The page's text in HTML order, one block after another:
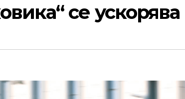
се ускорява